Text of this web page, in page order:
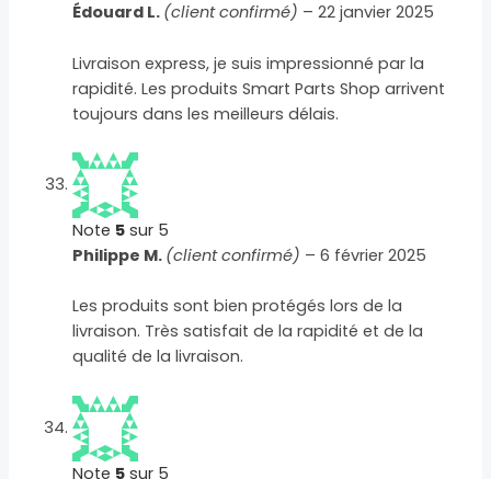
Édouard L. (client confirmé) – 22 janvier 2025
Livraison express, je suis impressionné par la
rapidité. Les produits Smart Parts Shop arrivent
toujours dans les meilleurs délais.
Note 5 sur 5
Philippe M. (client confirmé) – 6 février 2025
Les produits sont bien protégés lors de la
livraison. Très satisfait de la rapidité et de la
qualité de la livraison.
Note 5 sur 5